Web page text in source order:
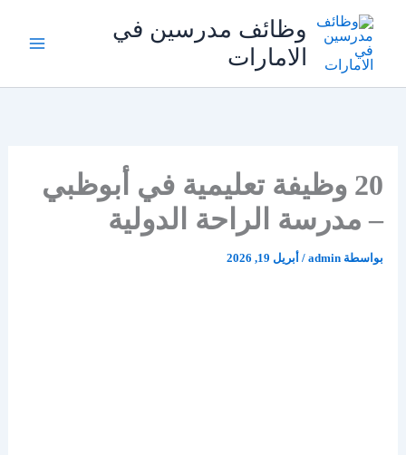
المحتوى
وظائف مدرسين في
الامارات
20 وظيفة تعليمية في أبوظبي
– مدرسة الراحة الدولية
بواسطة admin
/ أبريل 19, 2026